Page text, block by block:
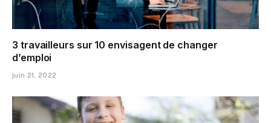
3 travailleurs sur 10 envisagent de changer
d’emploi
juin 21, 2022